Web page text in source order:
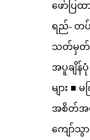
ဖော်ပြထ
ရည်- တပ်
သတ်မှတ်ခ
အပူချိန်
များ ■
အစိတ်အပို
ကျော်သွ